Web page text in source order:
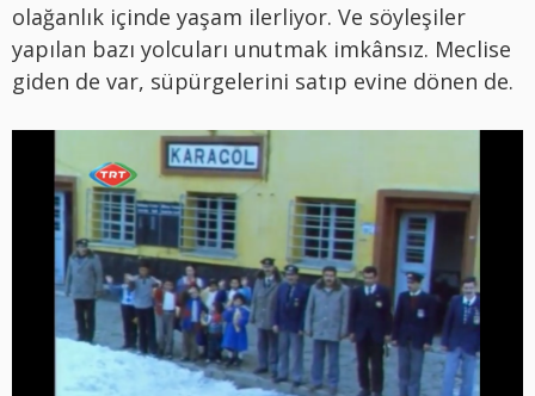
olağanlık içinde yaşam ilerliyor. Ve söyleşiler
yapılan bazı yolcuları unutmak imkânsız. Meclise
giden de var, süpürgelerini satıp evine dönen de.